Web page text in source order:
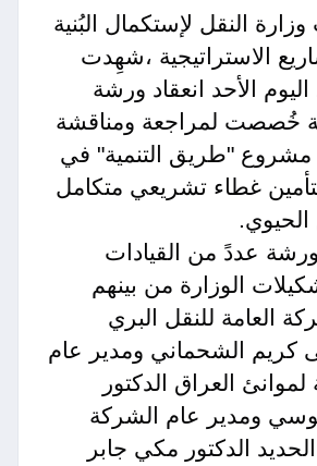
النقل لإستكمال البُنية
الاستراتيجية ،شهِدت
اليوم الأحد انعقاد ورشة
خُصصت لمراجعة ومناقشة
"طريق التنمية" في
غطاء تشريعي متكامل
عددً من القيادات
الوزارة من بينهم
العامة للنقل البري
كريم الشحماني ومدير عام
لموانئ العراق الدكتور
ومدير عام الشركة
الدكتور مكي جابر